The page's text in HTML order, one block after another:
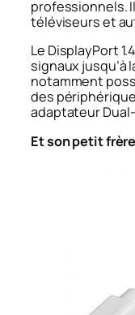
professionnels.
téléviseurs et
Le DisplayPort
signaux jusqu’à
notamment
des
adaptateur
Et son petit